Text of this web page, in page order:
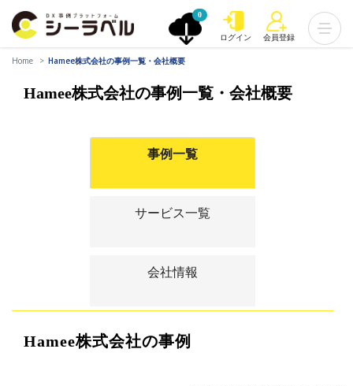
0
ログイン 会員登録
Home Hamee株式会社の事例一覧・会社概要
Hamee株式会社の事例一覧・会社概要
事例一覧
サービス一覧
会社情報
Hamee株式会社の事例